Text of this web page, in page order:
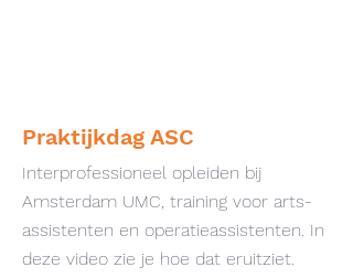
Praktijkdag ASC
Interprofessioneel opleiden bij
Amsterdam UMC, training voor arts-
assistenten en operatieassistenten. In
deze video zie je hoe dat eruitziet.